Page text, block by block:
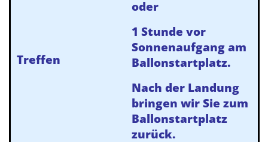
Treffen
oder
1 Stunde vor
Sonnenaufgang am
Ballonstartplatz.
Nach der Landung
bringen wir Sie zum
Ballonstartplatz
zurück.